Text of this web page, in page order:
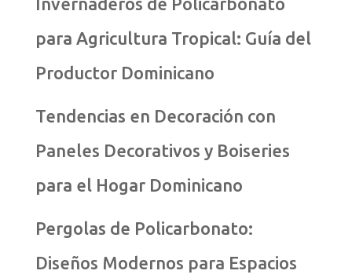
para Agricultura Tropical: Guía del
Productor Dominicano
Tendencias en Decoración con
Paneles Decorativos y Boiseries
para el Hogar Dominicano
Pergolas de Policarbonato:
Diseños Modernos para Espacios